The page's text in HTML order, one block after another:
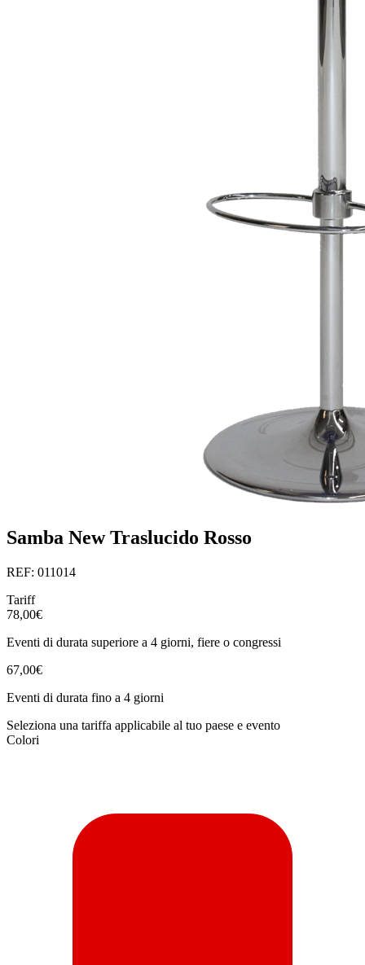
Samba New Traslucido Rosso
REF: 011014
Tariff
78,00€
Eventi di durata superiore a 4 giorni, fiere o congressi
67,00€
Eventi di durata fino a 4 giorni
Seleziona una tariffa applicabile al tuo paese e evento
Colori